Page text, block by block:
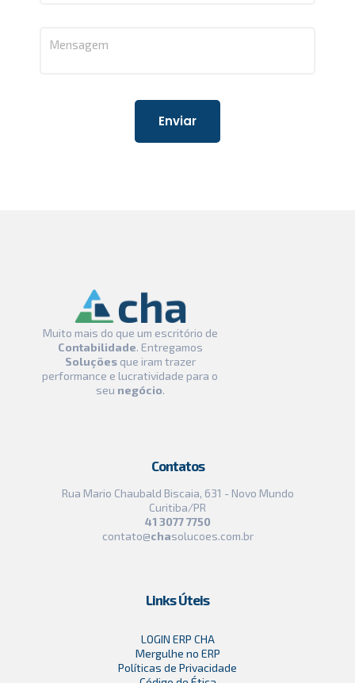
Muito mais do que um escritório de
Contabilidade. Entregamos
Soluçõesque iram trazer
performance e lucratividade para o
seu negócio.
Contatos
Rua Mario Chaubald Biscaia, 631 - Novo Mundo
Curitiba/PR
41 3077 7750
contato@chasolucoes.com.br
Links Úteis
LOGIN ERP CHA
Mergulhe no ERP
Políticas de Privacidade